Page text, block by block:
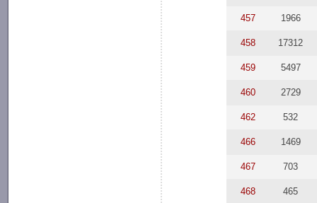
457 1966
458 17312
459 5497
460 2729
462 532
466 1469
467 703
468 465